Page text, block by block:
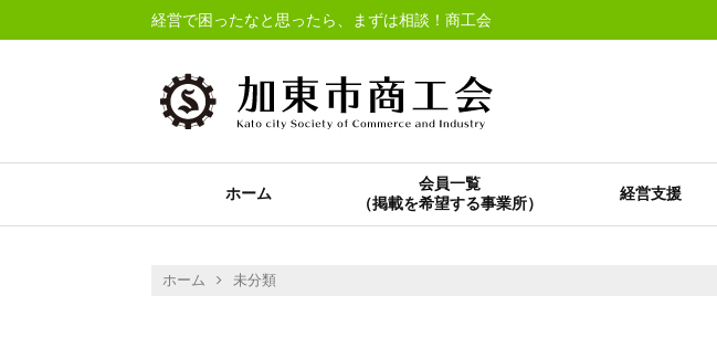
経営で困ったなと思ったら、まずは相談！商工会
ホーム
会員一覧
経営支援
ホーム 未分類